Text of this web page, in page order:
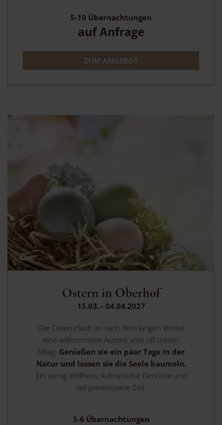
5-10 Übernachtungen
auf Anfrage
ZUM ANGEBOT
Ostern in Oberhof
15.03. - 04.04.2027
Der Osterurlaub ist nach dem langen Winter
eine willkommene Auszeit vom oft tristen
Alltag. Genießen sie ein paar Tage in der
Natur und lassen sie die Seele baumeln.
Ein wenig Wellness, kulinarische Genüsse und
viel gemeinsame Zeit.
3-6 Übernachtungen